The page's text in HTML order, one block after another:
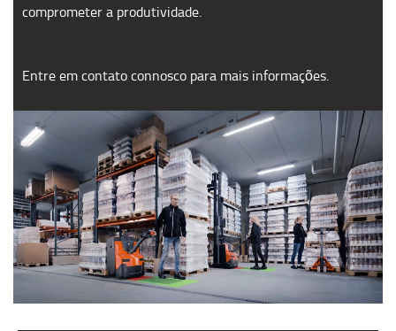
comprometer a produtividade.
Entre em contato connosco para mais informações.